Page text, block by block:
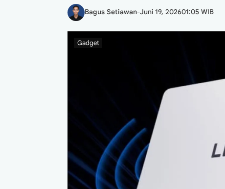
Bagus Setiawan-Juni 19, 202601:05 WIB
Gadget